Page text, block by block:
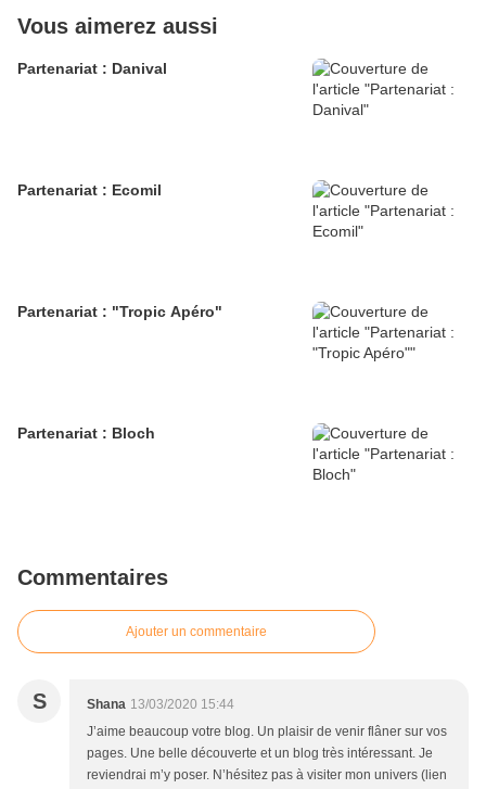
Vous aimerez aussi
Partenariat : Danival
Partenariat : Ecomil
Partenariat : "Tropic Apéro"
Partenariat : Bloch
Commentaires
Ajouter un commentaire
S Shana 13/03/2020 15:44
J’aime beaucoup votre blog. Un plaisir de venir flâner sur vos
pages. Une belle découverte et un blog très intéressant. Je
reviendrai m’y poser. N’hésitez pas à visiter mon univers (lien